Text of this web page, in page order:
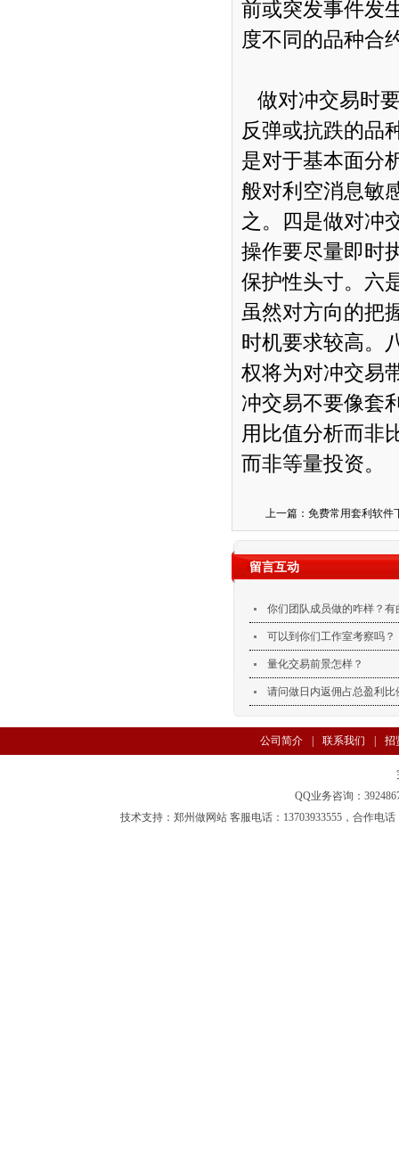
前或突发事件发
度不同的品种合
做对冲交易时
反弹或抗跌的品
是对于基本面分
般对利空消息敏
之。四是做对冲
操作要尽量即时
保护性头寸。六
虽然对方向的把
时机要求较高。
权将为对冲交易
冲交易不要像套
用比值分析而非
而非等量投资。
上一篇： 免费常用套利软件
留言互动
你们团队成员做的咋样？有
可以到你们工作室考察吗？
量化交易前景怎样？
请问做日内返佣占总盈利比
公司简介 联系我们 招
QQ业务咨询：
技术支持： 郑州做网站 客服电话：13703933555，合作电话